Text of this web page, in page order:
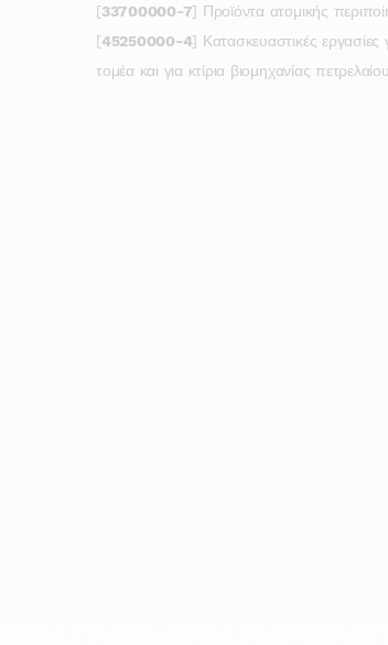
[33700000-7] Προϊόντα ατομικής
[45250000-4] Κατασκευαστικές εργασίες
τομέα και για κτίρια βιομηχανίας